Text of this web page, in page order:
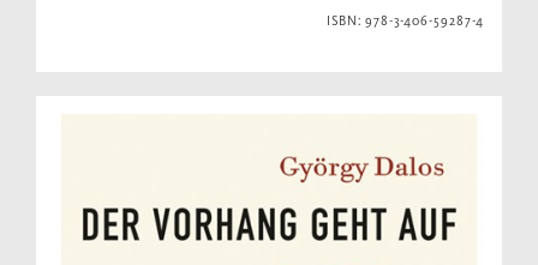
ISBN: 978-3-406-59287-4